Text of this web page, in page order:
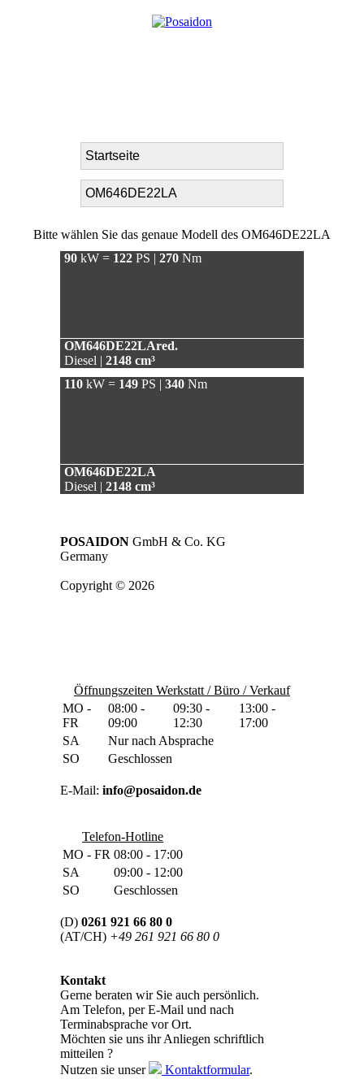
Bitte wählen Sie das genaue Modell des OM646DE22LA
90 kW = 122 PS | 270 Nm
OM646DE22LAred.
Diesel | 2148 cm³
110 kW = 149 PS | 340 Nm
OM646DE22LA
Diesel | 2148 cm³
POSAIDON GmbH & Co. KG
Germany
Copyright © 2026
Öffnungszeiten Werkstatt / Büro / Verkauf
MO -
FR
08:00 -
09:00
09:30 -
12:30
13:00 -
17:00
SA
Nur nach Absprache
SO
Geschlossen
E-Mail: info@posaidon.de
Telefon-Hotline
MO - FR 08:00 - 17:00
SA
09:00 - 12:00
SO
Geschlossen
(D) 0261 921 66 80 0
(AT/CH) +49 261 921 66 80 0
Kontakt
Gerne beraten wir Sie auch persönlich.
Am Telefon, per E-Mail und nach
Terminabsprache vor Ort.
Möchten sie uns ihr Anliegen schriftlich
mitteilen ?
Nutzen sie unser
Kontaktformular.